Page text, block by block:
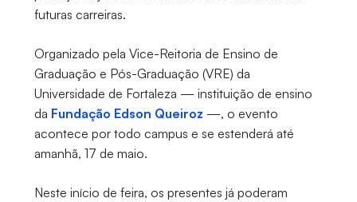
futuras carreiras.
Organizado pela Vice-Reitoria de Ensino de
Graduação e Pós-Graduação (VRE) da
Universidade de Fortaleza — instituição de ensino
da Fundação Edson Queiroz —, o evento
acontece por todo campus e se estenderá até
amanhã, 17 de maio.
Neste início de feira, os presentes já poderam